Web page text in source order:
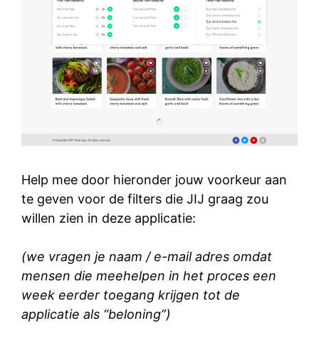
Help mee door hieronder jouw voorkeur aan
te geven voor de filters die JIJ graag zou
willen zien in deze applicatie:
(we vragen je naam / e-mail adres omdat
mensen die meehelpen in het proces een
week eerder toegang krijgen tot de
applicatie als “beloning”)